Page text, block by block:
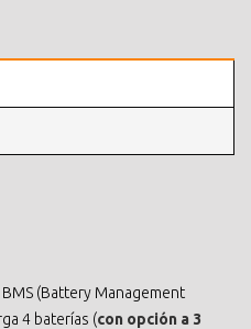
(Battery Management
4 baterías (con opción a 3